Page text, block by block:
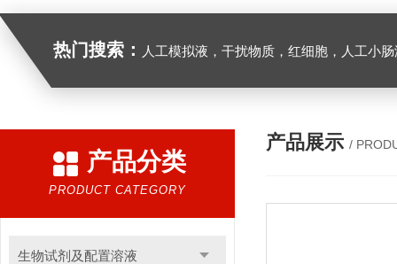
热门搜索： 人工模拟液，干扰物质，红细胞，人工小
产品分类
PRODUCT CATEGORY
生物试剂及配置溶液
产品展示 /